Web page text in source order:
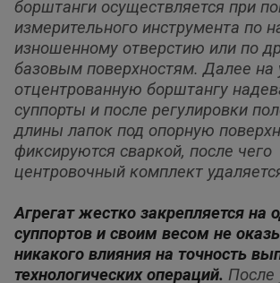
борштанги осуществляется при
измерительного инструмента по
изношенному отверстию или по
базовым поверхностям. Далее на
отцентрованную борштангу
суппорты и после регулировки
длины лапок под опорную
фиксируются сваркой, после чего
центровочный комплект
Агрегат жестко закрепляется на
суппортов и своим весом не
никакого влияния на точность
технологическихопераций. После